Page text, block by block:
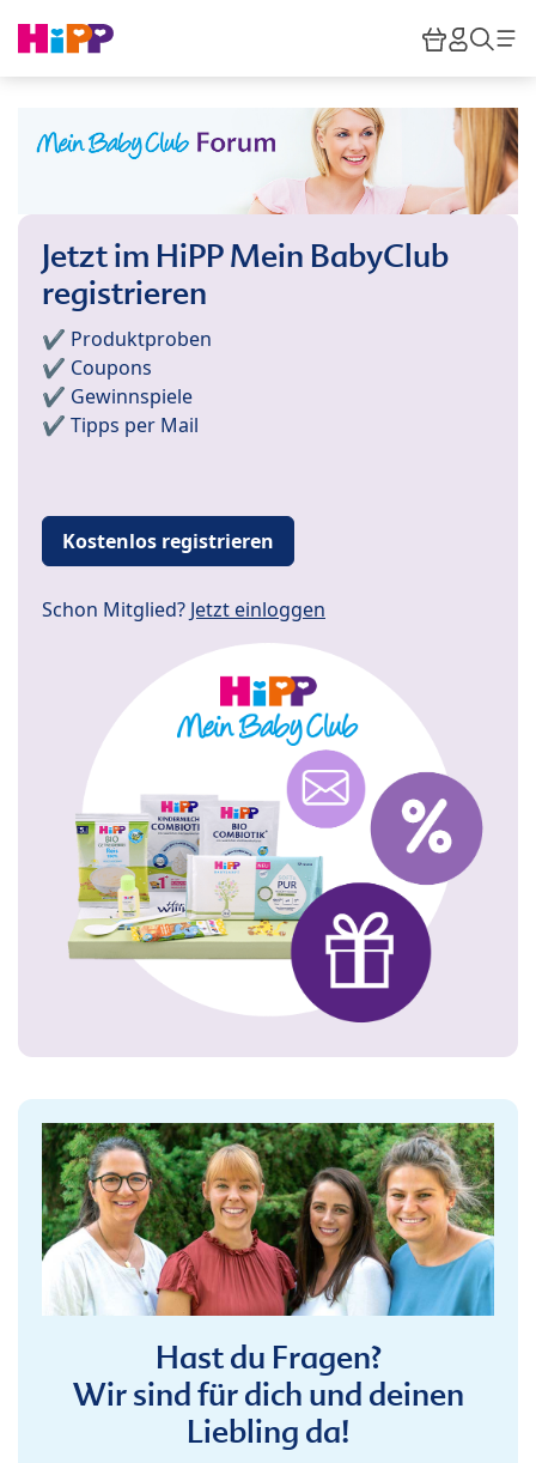
HiPP
Jetzt im HiPP Mein BabyClub
registrieren
✔️ Produktproben
✔️ Coupons
✔️ Gewinnspiele
✔️ Tipps per Mail
Kostenlos registrieren
Schon Mitglied? Jetzt einloggen
Hast du Fragen?
Wir sind für dich und deinen
Liebling da!